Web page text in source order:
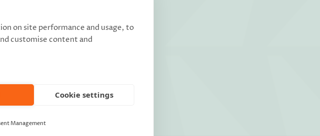
on site performance and usage, to
customise content and
Cookie settings
Management